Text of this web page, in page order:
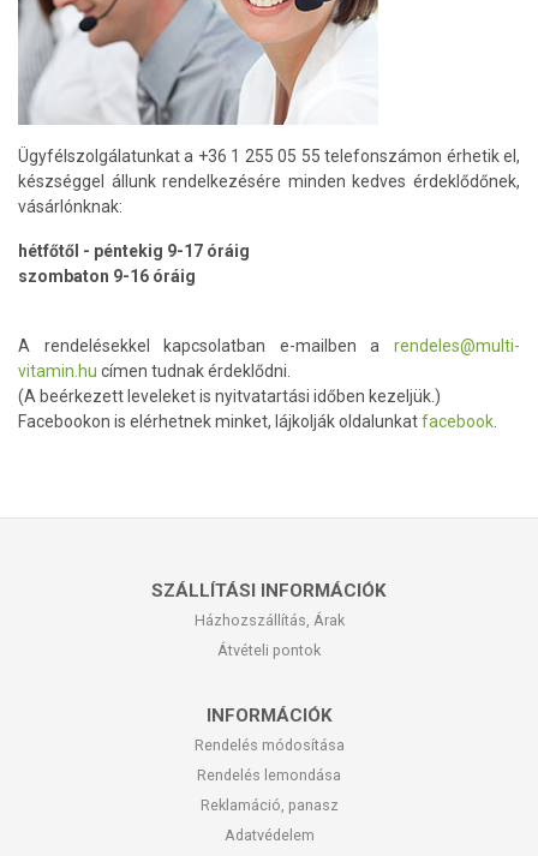
Ügyfélszolgálatunkat a +36 1 255 05 55 telefonszámon érhetik el,
készséggel állunk rendelkezésére minden kedves érdeklődőnek,
vásárlónknak:
hétfőtől - péntekig 9-17 óráig
szombaton 9-16 óráig
A rendelésekkel kapcsolatban e-mailben a rendeles@multi-
vitamin.hu címen tudnak érdeklődni.
(A beérkezett leveleket is nyitvatartási időben kezeljük.)
Facebookon is elérhetnek minket, lájkolják oldalunkatfacebook
SZÁLLÍTÁSI INFORMÁCIÓK
Házhozszállítás, Árak
Átvételi pontok
INFORMÁCIÓK
Rendelés módosítása
Rendelés lemondása
Reklamáció, panasz
Adatvédelem